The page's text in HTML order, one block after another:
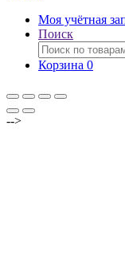
Моя учётная
Поиск
Искать:
Корзина 0
-->